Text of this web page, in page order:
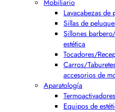
Mobiliario
Lavacabezas de
Sillas de
Sillones
estética
Tocadores/
Carros/
accesorios de
Aparatología
Equipos de